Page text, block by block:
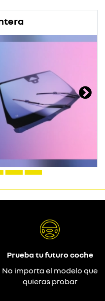
Prueba tu futuro coche
No importa el modelo que
quieras probar